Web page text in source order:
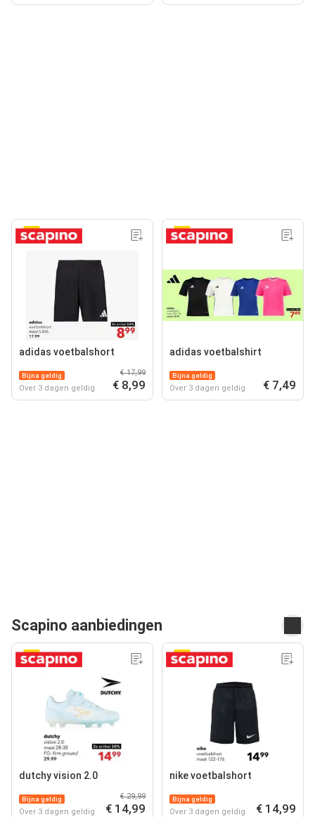
adidas voetbalshort
Bijna geldig
Over 3 dagen geldig
€ 17,99
€ 8,99
adidas voetbalshirt
Bijna geldig
Over 3 dagen geldig € 7,49
Scapino aanbiedingen
dutchy vision 2.0
Bijna geldig
Over 3 dagen geldig
€ 29,99
€ 14,99
nike voetbalshort
Bijna geldig
Over 3 dagen geldig € 14,99